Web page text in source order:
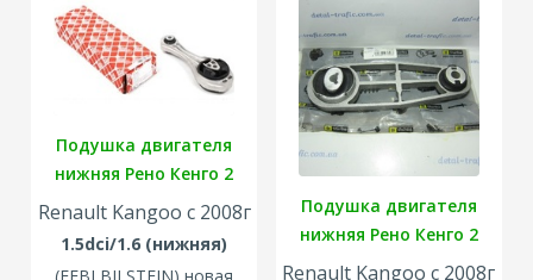
Подушка двигателя
нижняя Рено Кенго 2
Renault Kangoo с 2008г
1.5dci/1.6 (нижняя)
(FEBI BILSTEIN) новая
Подушка двигателя
нижняя Рено Кенго 2
Renault Kangoo с 2008г